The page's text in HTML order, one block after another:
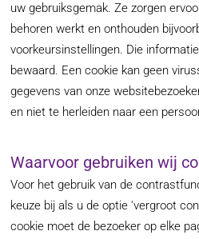
uw gebruiksgemak. Ze zorgen
behoren werkt en onthouden
voorkeursinstellingen. Die
bewaard. Een cookie kan geen
gegevens van onze
en niet te herleiden naar een
Waarvoor gebruiken wij
Voor het gebruik van de
keuze bij als u de optie ‘vergroot
cookie moet de bezoeker op elke